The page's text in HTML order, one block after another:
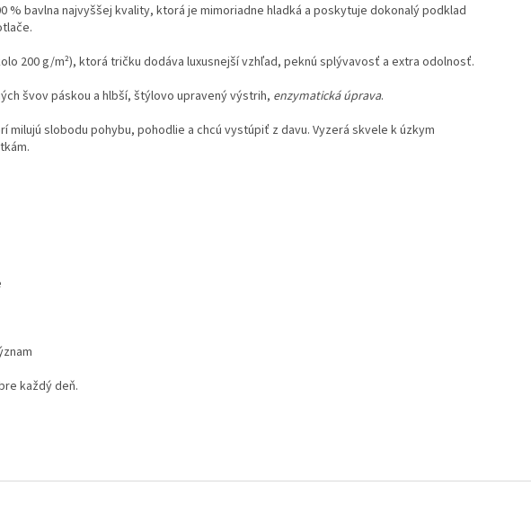
% bavlna najvyššej kvality, ktorá je mimoriadne hladká a poskytuje dokonalý podklad
200 g/m²), ktorá tričku dodáva luxusnejší vzhľad, peknú splývavosť a extra odolnosť.
švov páskou a hlbší, štýlovo upravený výstrih, enzymatická úprava.
milujú slobodu pohybu, pohodlie a chcú vystúpiť z davu. Vyzerá skvele k úzkym
každý deň.